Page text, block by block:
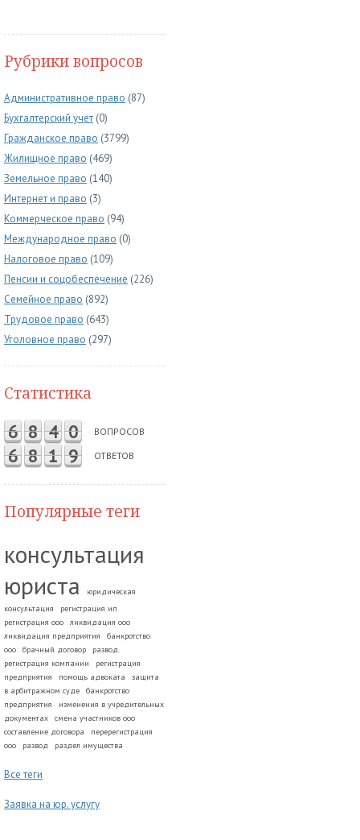
Рубрики вопросов
Административное право (87)
Бухгалтерский учет (0)
Гражданское право (3799)
Жилищное право (469)
Земельное право (140)
Интернет и право (3)
Коммерческое право (94)
Международное право (0)
Налоговое право (109)
Пенсии и соцобеспечение (226)
Семейное право (892)
Трудовое право (643)
Уголовное право (297)
Статистика
6 8 4 0 ВОПРОСОВ
6 8 1 9 ОТВЕТОВ
Популярные теги
консультация
юриста
юридическая
консультация
регистрация ип
регистрация ооо
ликвидация ооо
ликвидация предприятия
банкротство
ооо
брачный договор
развод.
регистрация компании
регистрация
предприятия
помощь адвоката
защита
в арбитражном суде
банкротство
предприятия
изменения в учредительных
документах
смена участников ооо
составление договора
перерегистрация
ооо
развод раздел имущества
Все теги
Заявка на юр. услугу